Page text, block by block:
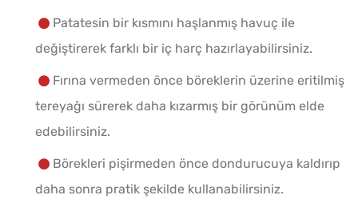
Patatesin bir kısmını haşlanmış havuç ile
değiştirerek farklı bir iç harç hazırlayabilirsiniz.
Fırına vermeden önce böreklerin üzerine eritilmiş
tereyağı sürerek daha kızarmış bir görünüm elde
edebilirsiniz.
Börekleri pişirmeden önce dondurucuya kaldırıp
daha sonra pratik şekilde kullanabilirsiniz.